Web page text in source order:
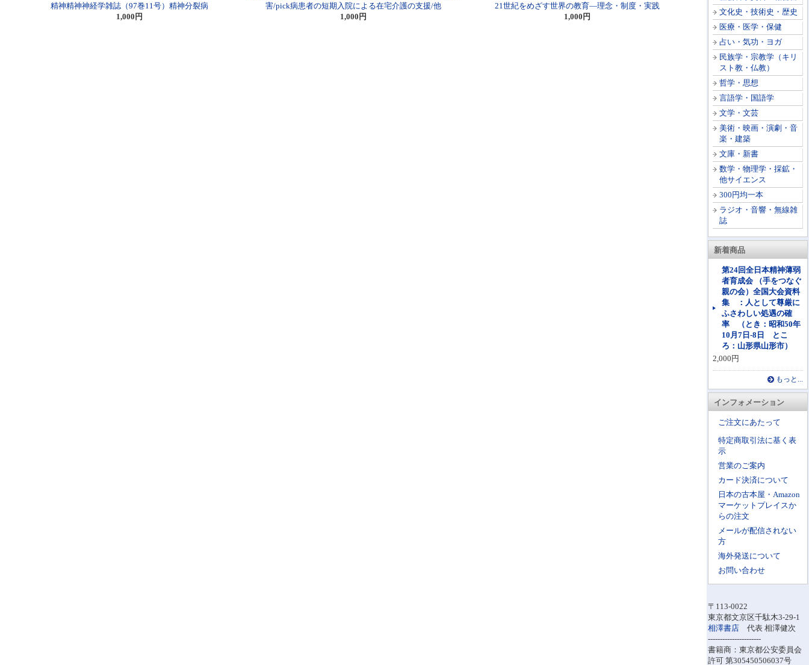
文化史・技術史・歴史
医療・医学・保健
占い・気功・ヨガ
民族学・宗教学（キリ
スト教・仏教）
哲学・思想
言語学・国語学
文学・文芸
美術・映画・演劇・音
楽・建築
文庫・新書
数学・物理学・採鉱・
他サイエンス
300円均一本
ラジオ・音響・無線雑
誌
新着商品
第24回全日本精神薄弱
者育成会 （手をつなぐ
親の会）全国大会資料
集 ：人として尊厳に
ふさわしい処遇の確
率 （とき：昭和50年
10月7日-8日 とこ
ろ：山形県山形市）
2,000円
もっと...
インフォメーション
ご注文にあたって
特定商取引法に基く表
示
営業のご案内
カード決済について
日本の古本屋・Amazon
マーケットプレイスか
らの注文
メールが配信されない
方
海外発送について
お問い合わせ
〒113-0022
東京都文京区千駄木3-29-1
相澤書店 代表 相澤健次
----------------------
書籍商：東京都公安委員会
許可 第305450506037号
精神精神神経学雑誌（97巻11号）精神分裂病
1,000円
害/pick病患者の短期入院による在宅介護の支援/他
1,000円
21世紀をめざす世界の教育―理念・制度・実践
1,000円